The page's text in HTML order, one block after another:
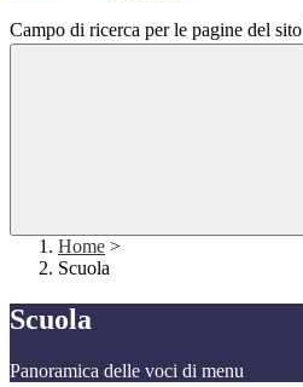
Campo di ricerca per le pagine del sito
Home >
Scuola
Scuola
Panoramica delle voci di menu